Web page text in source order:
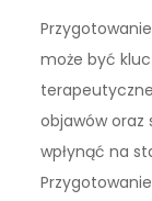
może być
objawów oraz
wpłynąć na